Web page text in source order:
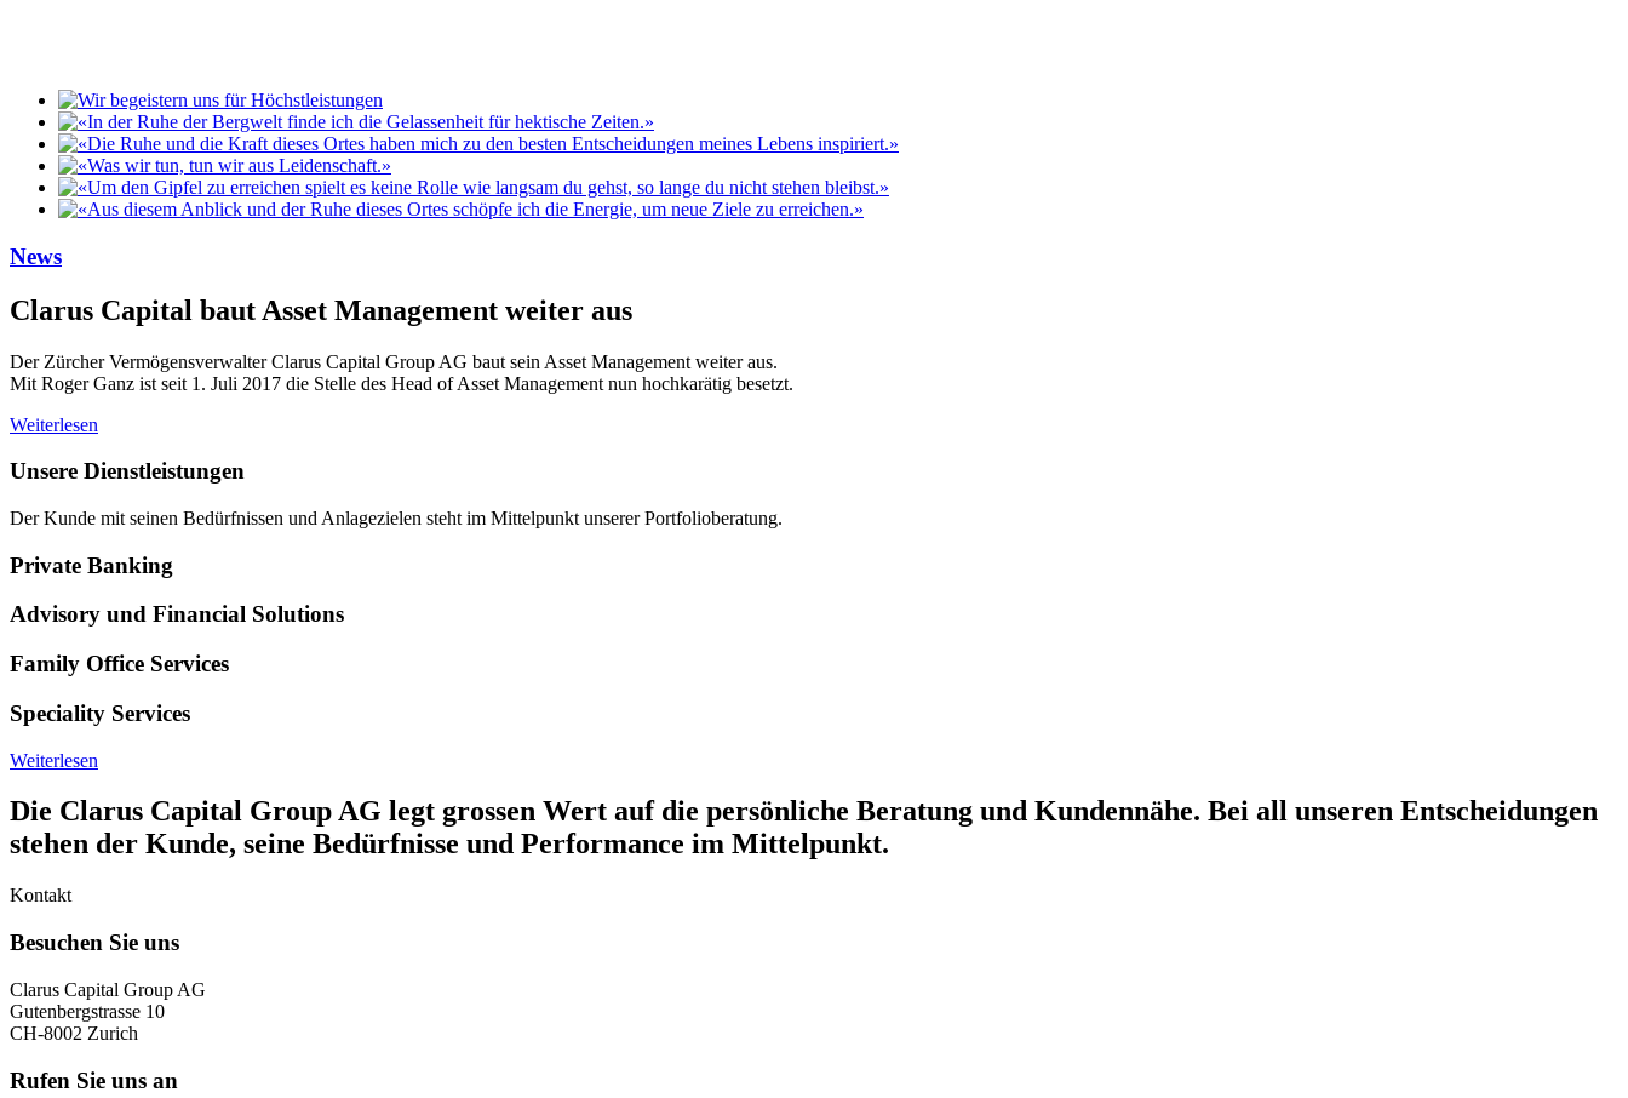
News
Clarus Capital baut Asset Management weiter aus
Der Zürcher Vermögensverwalter Clarus Capital Group AG baut sein Asset Management weiter aus.
Mit Roger Ganz ist seit 1. Juli 2017 die Stelle des Head of Asset Management nun hochkarätig besetzt.
Weiterlesen
Unsere Dienstleistungen
Der Kunde mit seinen Bedürfnissen und Anlagezielen steht im Mittelpunkt unserer Portfolioberatung.
Private Banking
Advisory und Financial Solutions
Family Office Services
Speciality Services
Weiterlesen
Die Clarus Capital Group AG legt grossen Wert auf die persönliche Beratung und Kundennähe. Bei all unseren Entscheidungen
stehen der Kunde, seine Bedürfnisse und Performance im Mittelpunkt.
Kontakt
Besuchen Sie uns
Clarus Capital Group AG
Gutenbergstrasse 10
CH-8002 Zurich
Rufen Sie uns an